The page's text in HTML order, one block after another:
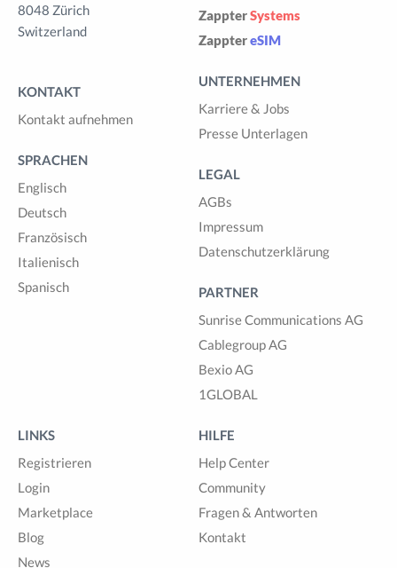
8048 Zürich
Switzerland
KONTAKT
Kontakt aufnehmen
SPRACHEN
Englisch
Deutsch
Französisch
Italienisch
Spanisch
ZappterSystems
ZapptereSIM
UNTERNEHMEN
Karriere & Jobs
Presse Unterlagen
LEGAL
AGBs
Impressum
Datenschutzerklärung
PARTNER
Sunrise Communications AG
Cablegroup AG
Bexio AG
1GLOBAL
LINKS
Registrieren
Login
Marketplace
Blog
News
HILFE
Help Center
Community
Fragen & Antworten
Kontakt